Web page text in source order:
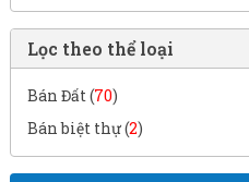
Lọc theo thể loại
Bán Đất (70)
Bán biệt thự (2)